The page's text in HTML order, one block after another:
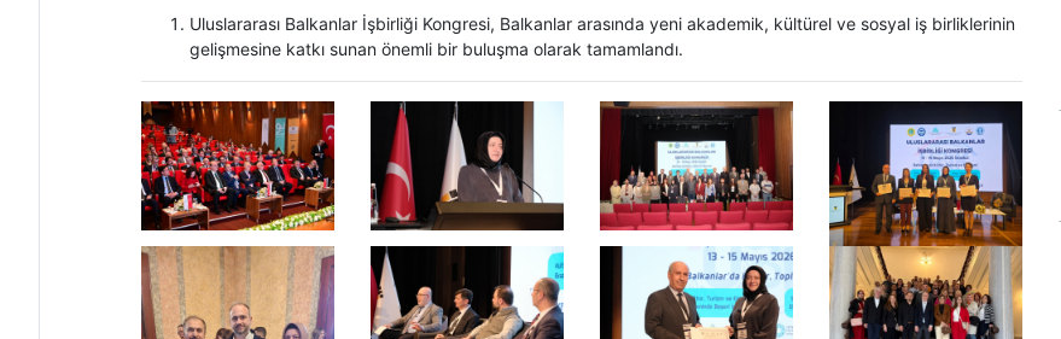
Uluslararası Balkanlar İşbirliği Kongresi, Balkanlar arasında yeni akademik, kültürel ve sosyal iş birliklerinin
gelişmesine katkı sunan önemli bir buluşma olarak tamamlandı.